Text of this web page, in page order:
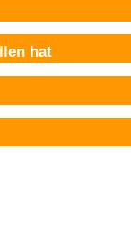
hat